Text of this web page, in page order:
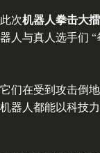
此次机器人拳击大
器人与真人选手们
它们在受到攻击倒
机器人都能以科技